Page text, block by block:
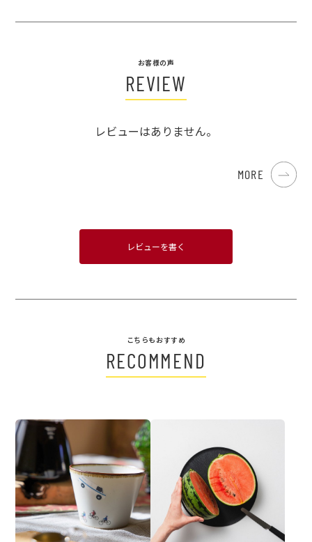
お客様の声
REVIEW
レビューはありません。
MORE
レビューを書く
こちらもおすすめ
RECOMMEND